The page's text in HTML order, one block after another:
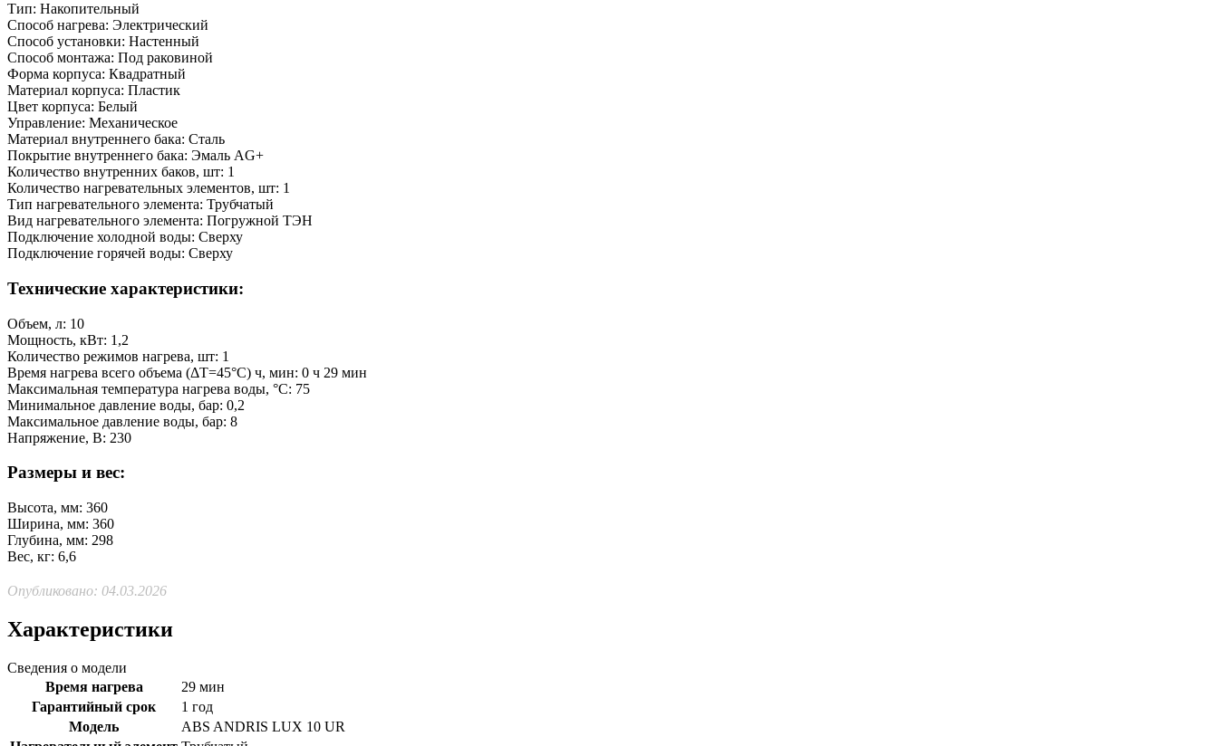
Тип: Накопительный
Способ нагрева: Электрический
Способ установки: Настенный
Способ монтажа: Под раковиной
Форма корпуса: Квадратный
Материал корпуса: Пластик
Цвет корпуса: Белый
Управление: Механическое
Материал внутреннего бака: Сталь
Покрытие внутреннего бака: Эмаль AG+
Количество внутренних баков, шт: 1
Количество нагревательных элементов, шт: 1
Тип нагревательного элемента: Трубчатый
Вид нагревательного элемента: Погружной ТЭН
Подключение холодной воды: Сверху
Подключение горячей воды: Сверху
Технические характеристики:
Объем, л: 10
Мощность, кВт: 1,2
Количество режимов нагрева, шт: 1
Время нагрева всего объема (ΔT=45°С) ч, мин: 0 ч 29 мин
Максимальная температура нагрева воды, °С: 75
Минимальное давление воды, бар: 0,2
Максимальное давление воды, бар: 8
Напряжение, В: 230
Размеры и вес:
Высота, мм: 360
Ширина, мм: 360
Глубина, мм: 298
Вес, кг: 6,6
Опубликовано: 04.03.2026
Характеристики
Сведения о модели
Время нагрева
29 мин
Гарантийный срок
1 год
Модель
ABS ANDRIS LUX 10 UR